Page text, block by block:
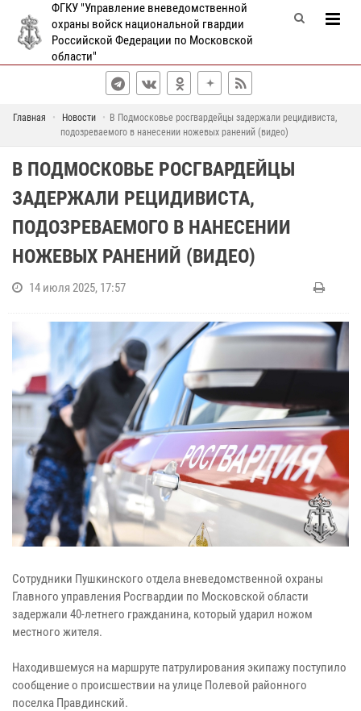
ФГКУ "Управление вневедомственной
охраны войск национальной гвардии
Российской Федерации по Московской
области"
Главная Новости
В Подмосковье росгвардейцы задержали рецидивиста,
подозреваемого в нанесении ножевых ранений (видео)
В ПОДМОСКОВЬЕ РОСГВАРДЕЙЦЫ
ЗАДЕРЖАЛИ РЕЦИДИВИСТА,
ПОДОЗРЕВАЕМОГО В НАНЕСЕНИИ
НОЖЕВЫХ РАНЕНИЙ (ВИДЕО)
14 июля 2025, 17:57
Сотрудники Пушкинского отдела вневедомственной охраны
Главного управления Росгвардии по Московской области
задержали 40-летнего гражданина, который ударил ножом
местного жителя.
Находившемуся на маршруте патрулирования экипажу поступило
сообщение о происшествии на улице Полевой районного
поселка Правдинский.